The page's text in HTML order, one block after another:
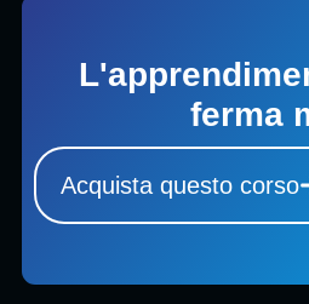
ferma
Acquista questo corso